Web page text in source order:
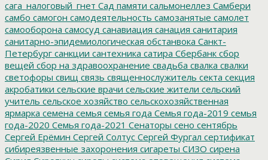
сага_налоговый_гнет Сад памяти сальмонеллез Самбери
самбо самогон самодеятельность самозанятые самолет
самооборона самосуд санавиация санация санитария
санитарно-эпидемиологическая обстанвока Санкт-
Петербург санкции сантехника сатира Сбербанк сбор
вещей сбор на здравоохранение свадьба свалка свалки
светофоры свищ связь священнослужитель секта секция
акробатики сельские врачи сельские жители сельский
учитель сельское хозяйство сельскохозяйственная
ярмарка семена семья семья года Семья года-2019 семья
года-2020 Семья года-2021 Сенаторы сено сентябрь
Сергей Ерёмин Сергей Солтус Сергей Фургал сертификат
сибиреязвенные захоронения сигареты СИЗО сирена